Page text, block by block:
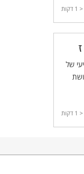
< 1 דקות
של
< 1 דקות